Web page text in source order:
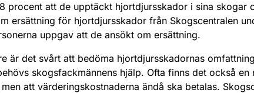
procent att de upptäckt hjortdjursskador i sina skogar
ersättning för hjortdjursskador från Skogscentralen
uppgav att de ansökt om ersättning.
är det svårt att bedöma hjortdjursskadornas
skogsfackmännens hjälp. Ofta finns det också en
att värderingskostnaderna ändå ska betalas.